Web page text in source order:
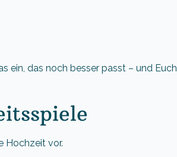
ein, das noch besser passt – und Euch
Hochzeit vor.